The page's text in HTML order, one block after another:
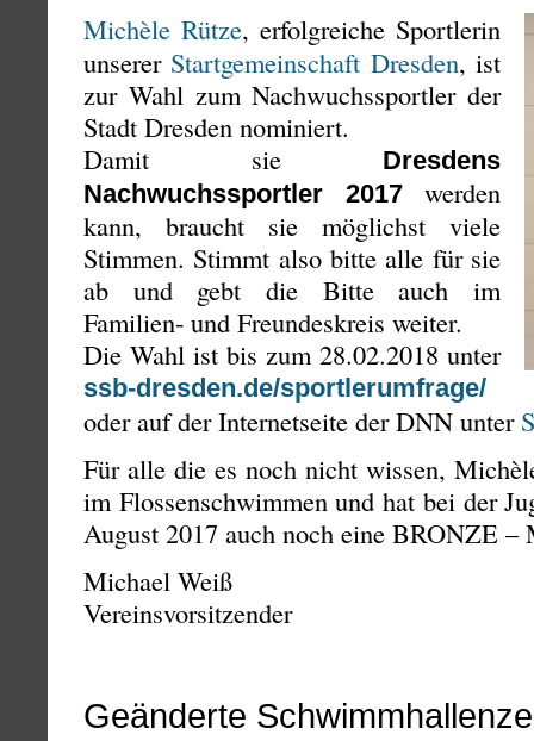
Michèle Rütze, erfolgreiche Sportlerin
unserer Startgemeinschaft Dresden, ist
zur Wahl zum Nachwuchssportler der
Stadt Dresden nominiert.
Damit sie
Dresdens
Nachwuchssportler 2017werden
kann, braucht sie möglichst viele
Stimmen. Stimmt also bitte alle für sie
ab und gebt die Bitte auch im
Familien- und Freundeskreis weiter.
Die Wahl ist bis zum 28.02.2018 unter
ssb-dresden.de/sportlerumfrage/
oder auf der Internetseite der DNN unter
Für alle die es noch nicht wissen,
im Flossenschwimmen und hat bei der
August 2017 auch noch eine BRONZE –
Michael Weiß
Vereinsvorsitzender
Geänderte